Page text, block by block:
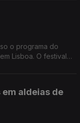
o programa do
Lisboa. O festival
aldeias de